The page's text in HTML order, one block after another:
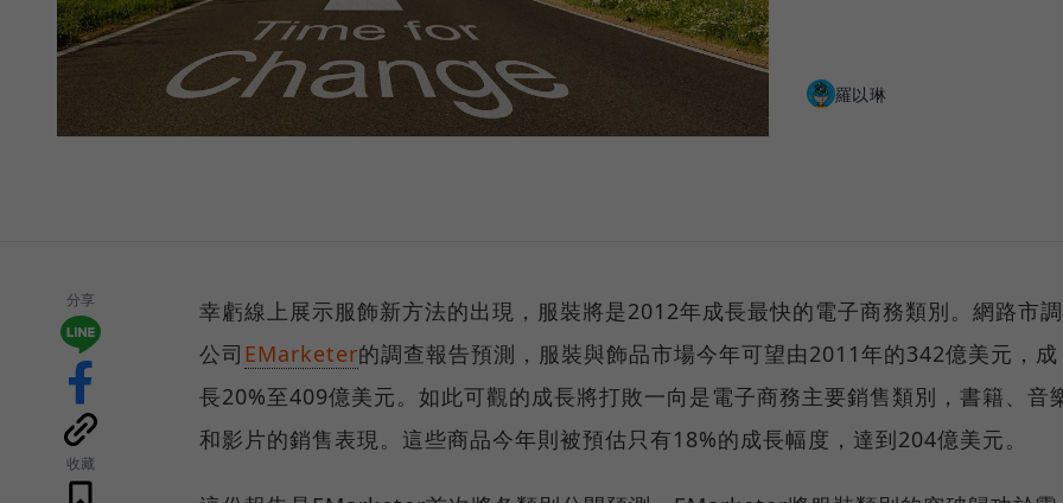
羅以琳
分享
收藏
幸虧線上展示服飾新方法的出現，服裝將是2012年成長最快的電子商務類別。網路市調
公司 EMarketer的調查報告預測，服裝與飾品市場今年可望由2011年的342億美元，成
長20%至409億美元。如此可觀的成長將打敗一向是電子商務主要銷售類別，書籍、音
和影片的銷售表現。這些商品今年則被預估只有18%的成長幅度，達到204億美元。